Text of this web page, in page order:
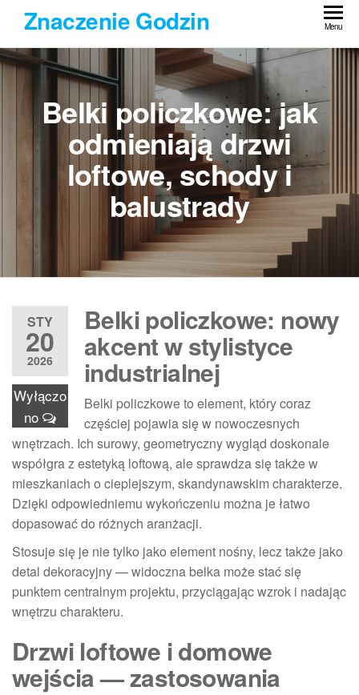
Przejdź
treści
Znaczenie Godzin Menu
Belki policzkowe: jak
odmieniają drzwi
loftowe, schody i
balustrady
STY
20
2026
Wyłączo
no
Belki policzkowe: nowy
akcent w stylistyce
industrialnej
Belki policzkowe to element, który coraz
częściej pojawia się w nowoczesnych
wnętrzach. Ich surowy, geometryczny wygląd doskonale
współgra z estetyką loftową, ale sprawdza się także w
mieszkaniach o cieplejszym, skandynawskim charakterze.
Dzięki odpowiedniemu wykończeniu można je łatwo
dopasować do różnych aranżacji.
Stosuje się je nie tylko jako element nośny, lecz także jako
detal dekoracyjny — widoczna belka może stać się
punktem centralnym projektu, przyciągając wzrok i nadając
wnętrzu charakteru.
Drzwi loftowe i domowe
wejścia — zastosowania